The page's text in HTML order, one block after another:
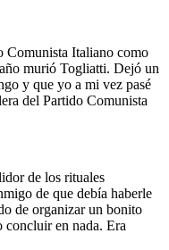
Comunista Italiano como
murió Togliatti. Dejó un
y que yo a mi vez pasé
del Partido Comunista
de los rituales
de que debía haberle
de organizar un bonito
concluir en nada. Era